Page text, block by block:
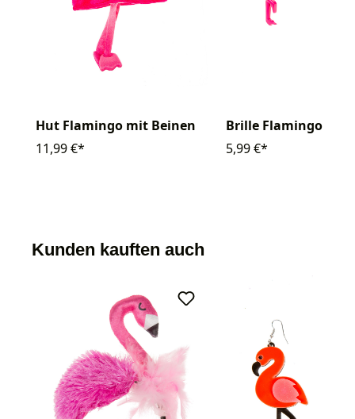
Hut Flamingo mit Beinen
11,99 €*
Brille Flamingo
5,99 €*
Kunden kauften auch